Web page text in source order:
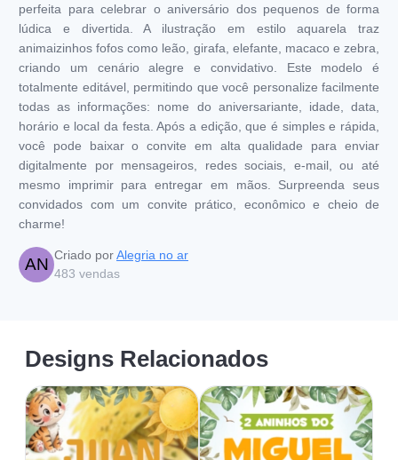
perfeita para celebrar o aniversário dos pequenos de forma
lúdica e divertida. A ilustração em estilo aquarela traz
animaizinhos fofos como leão, girafa, elefante, macaco e zebra,
criando um cenário alegre e convidativo. Este modelo é
totalmente editável, permitindo que você personalize facilmente
todas as informações: nome do aniversariante, idade, data,
horário e local da festa. Após a edição, que é simples e rápida,
você pode baixar o convite em alta qualidade para enviar
digitalmente por mensageiros, redes sociais, e-mail, ou até
mesmo imprimir para entregar em mãos. Surpreenda seus
convidados com um convite prático, econômico e cheio de
charme!
AN Criado porAlegria no ar
483 vendas
Designs Relacionados